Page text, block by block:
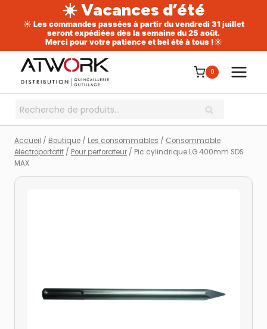
☀️ Vacances d’été
☀️ Les commandes passées à partir du vendredi 31 juillet
seront expédiées dès la semaine du 25 août.
Merci pour votre patience et bel été à tous !☀️
contenu
0
Recherche
RECHERCHE
Accueil / Boutique / Les consommables / Consommable
électroportatif / Pour perforateur / Pic cylindrique LG 400mm SDS
MAX